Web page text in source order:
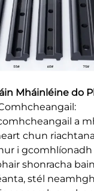
Mháinléine do
a
chun
i gcomhlíonadh
shonracha
stél